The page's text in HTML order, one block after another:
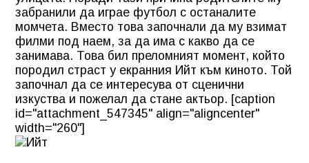
забранили да играе футбол с останалите
момчета. Вместо това започнали да му взимат
филми под наем, за да има с какво да се
занимава. Това бил преломният момент, който
породил страст у екранния Ийт към киното. Той
започнал да се интересува от сценични
изкуства и пожелал да стане актьор. [caption
id="attachment_547345" align="aligncenter"
width="260"]